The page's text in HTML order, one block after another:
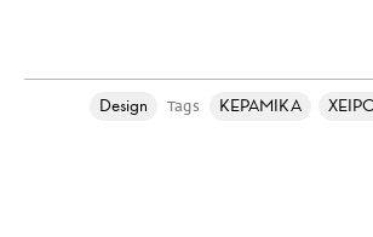
Design Tags ΚΕΡΑΜΙΚΑ